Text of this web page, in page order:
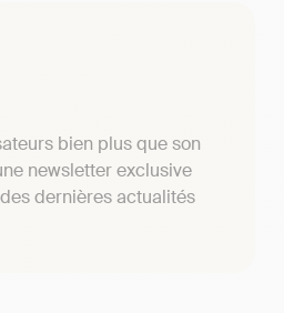
bien plus que son
newsletter exclusive
dernières actualités